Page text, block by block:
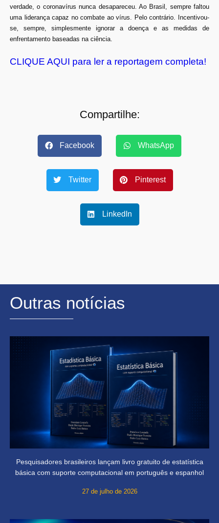
verdade, o coronavírus nunca desapareceu. Ao Brasil, sempre faltou
uma liderança capaz no combate ao vírus. Pelo contrário. Incentivou-
se, sempre, simplesmente ignorar a doença e as medidas de
enfrentamento baseadas na ciência.
CLIQUE AQUI para ler a reportagem completa!
Compartilhe:
Facebook WhatsApp
Twitter Pinterest
LinkedIn
Outras notícias
Pesquisadores brasileiros lançam livro gratuito de estatística
básica com suporte computacional em português e espanhol
27 de julho de 2026